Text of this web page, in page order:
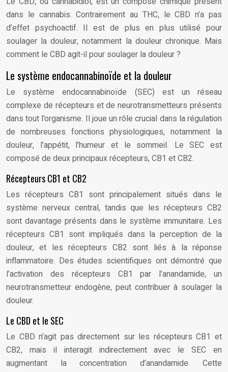
dans le cannabis. Contrairement au THC, le CBD n’a pas
d’effet psychoactif. Il est de plus en plus utilisé pour
soulager la douleur, notamment la douleur chronique. Mais
comment le CBD agit-il pour soulager la douleur ?
Le système endocannabinoïde et la douleur
Le système endocannabinoïde (SEC) est un réseau
complexe de récepteurs et de neurotransmetteurs présents
dans tout l’organisme. Il joue un rôle crucial dans la régulation
de nombreuses fonctions physiologiques, notamment la
douleur, l’appétit, l’humeur et le sommeil. Le SEC est
composé de deux principaux récepteurs, CB1 et CB2.
Récepteurs CB1 et CB2
Les récepteurs CB1 sont principalement situés dans le
système nerveux central, tandis que les récepteurs CB2
sont davantage présents dans le système immunitaire. Les
récepteurs CB1 sont impliqués dans la perception de la
douleur, et les récepteurs CB2 sont liés à la réponse
inflammatoire. Des études scientifiques ont démontré que
l’activation des récepteurs CB1 par l’anandamide, un
neurotransmetteur endogène, peut contribuer à soulager la
douleur.
Le CBD et le SEC
Le CBD n’agit pas directement sur les récepteurs CB1 et
CB2, mais il interagit indirectement avec le SEC en
augmentant la concentration d’anandamide. Cette